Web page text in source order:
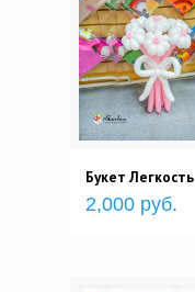
Букет Легкость
2,000 руб.